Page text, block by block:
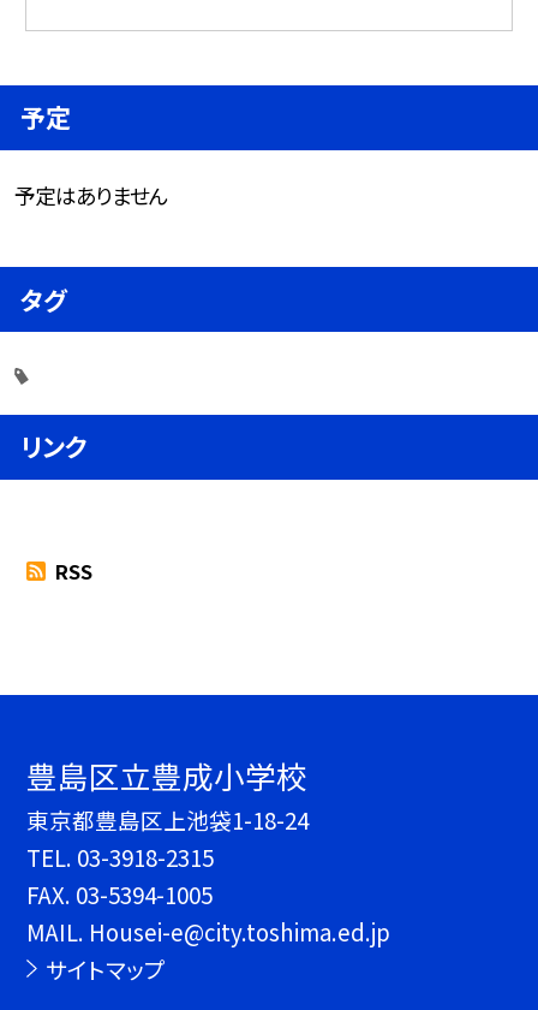
予定
予定はありません
タグ
リンク
RSS
豊島区立豊成小学校
東京都豊島区上池袋1-18-24
TEL. 03-3918-2315
FAX. 03-5394-1005
MAIL. Housei-e@city.toshima.ed.jp
サイトマップ